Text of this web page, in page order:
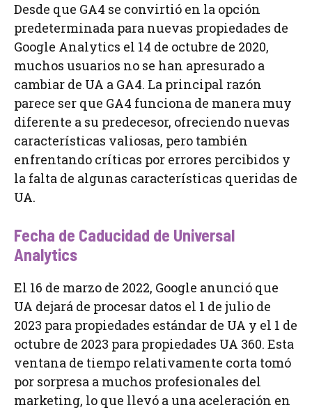
Desde que GA4 se convirtió en la opción
predeterminada para nuevas propiedades de
Google Analytics el 14 de octubre de 2020,
muchos usuarios no se han apresurado a
cambiar de UA a GA4. La principal razón
parece ser que GA4 funciona de manera muy
diferente a su predecesor, ofreciendo nuevas
características valiosas, pero también
enfrentando críticas por errores percibidos y
la falta de algunas características queridas de
UA.
Fecha de Caducidad de Universal
Analytics
El 16 de marzo de 2022, Google anunció que
UA dejará de procesar datos el 1 de julio de
2023 para propiedades estándar de UA y el 1 de
octubre de 2023 para propiedades UA 360. Esta
ventana de tiempo relativamente corta tomó
por sorpresa a muchos profesionales del
marketing, lo que llevó a una aceleración en